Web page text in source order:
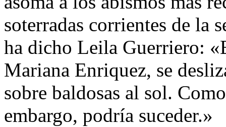
soterradas corrientes de la
ha dicho Leila Guerriero:
Mariana Enriquez, se
sobre baldosas al sol.
embargo, podría suceder.»